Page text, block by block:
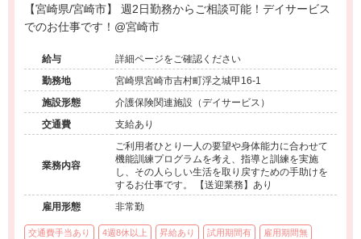
【宮崎県/宮崎市】 週2日勤務からご相談可能！デイサービス
でのお仕事です！@宮崎市
給与
詳細ページをご確認ください
勤務地
宮崎県宮崎市吉村町浮之城甲16-1
施設形態
介護保険関連施設（デイサービス）
交通費
支給あり
業務内容
ご利用者ひとり一人の要望や身体能力に合わせて
機能訓練プログラムを考え、指導と訓練を実施
し、その人らしい生活を取り戻すための手助けを
するお仕事です。 【送迎業務】あり
雇用形態
非常勤
交通費手当あり 4週8休以上 昇給あり 試用期間有 雇用期間無